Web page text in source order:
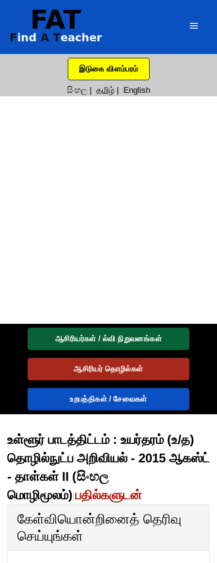
இடுகை விளம்பரம்
සිංහල | தமிழ் | English
ஆசிரியர்கள் / ல்வி நிறுவனங்கள்
ஆசிரியர் தொழில்கள்
உறபத்திகள் / சேவைகள்
உள்ளூர் பாடத்திட்டம் : உயர்தரம் (உ/த)
தொழில்நுட்ப அறிவியல் - 2015 ஆகஸ்ட்
- தாள்கள் II (සිංහල
மொழிமூலம்) பதில்களுடன்
கேள்வியொன்றினைத் தெரிவு
செய்யுங்கள்